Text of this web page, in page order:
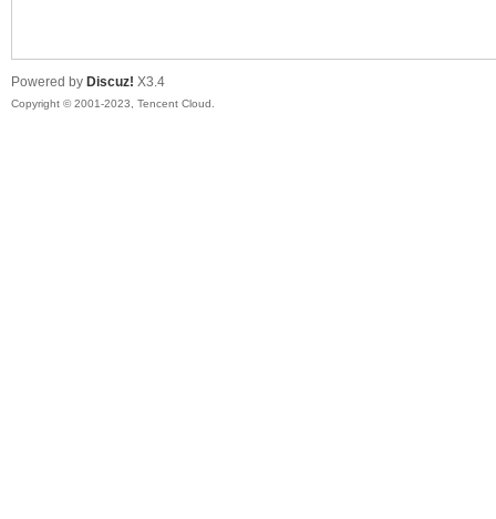
Powered by Discuz! X3.4
Copyright © 2001-2023, Tencent Cloud.